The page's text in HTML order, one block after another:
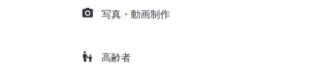
camera_alt 写真・動画制作
escalator_warning 高齢者